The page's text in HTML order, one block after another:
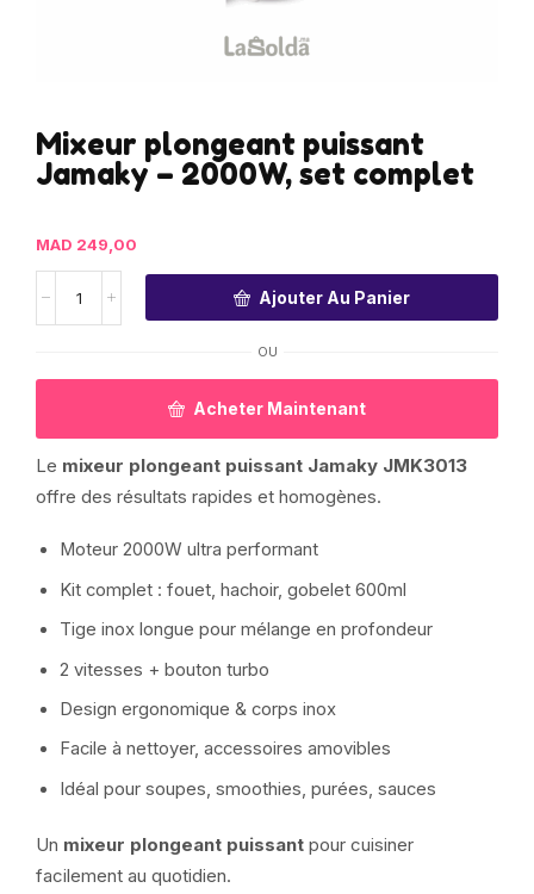
Mixeur plongeant puissant
Jamaky – 2000W, set complet
MAD 249,00
Ajouter Au Panier
OU
Acheter Maintenant
Le mixeur plongeant puissant Jamaky JMK3013
offre des résultats rapides et homogènes.
Moteur 2000W ultra performant
Kit complet : fouet, hachoir, gobelet 600ml
Tige inox longue pour mélange en profondeur
2 vitesses + bouton turbo
Design ergonomique & corps inox
Facile à nettoyer, accessoires amovibles
Idéal pour soupes, smoothies, purées, sauces
Un mixeur plongeant puissant pour cuisiner
facilement au quotidien.